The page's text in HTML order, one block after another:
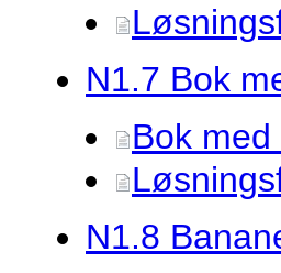
N1.7 Bok
Bok
N1.8